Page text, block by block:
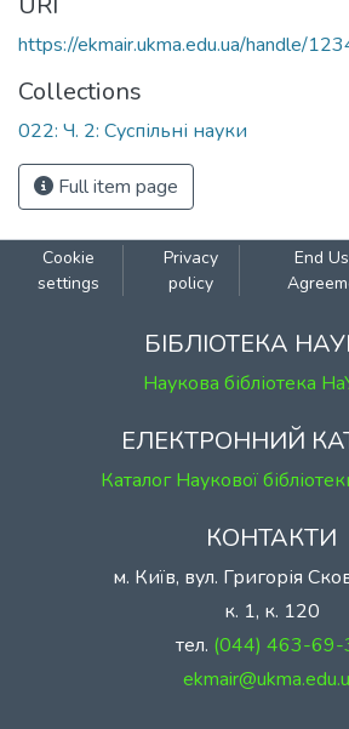
https://ekmair.ukma.edu.ua/handle/
Collections
022: Ч. 2: Суспільні науки
Full item page
Cookie
settings
Privacy
policy
End
БІБЛІОТЕКА
Наукова бібліотека
ЕЛЕКТРОННИЙ
Каталог Наукової
КОНТАКТИ
м. Київ, вул. Григорія
к. 1, к. 120
тел. (044) 463-69-